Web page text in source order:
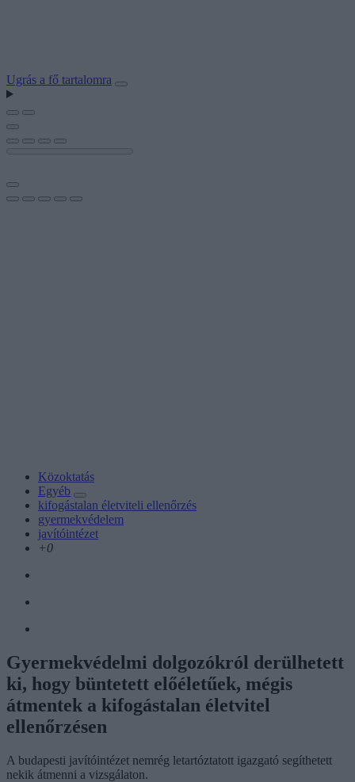
Ugrás a fő tartalomra
Közoktatás
Egyéb
kifogástalan életviteli ellenőrzés
gyermekvédelem
javítóintézet
+0
Gyermekvédelmi dolgozókról derülhetett
ki, hogy büntetett előéletűek, mégis
átmentek a kifogástalan életvitel
ellenőrzésen
A budapesti javítóintézet nemrég letartóztatott igazgató segíthetett
nekik átmenni a vizsgálaton.